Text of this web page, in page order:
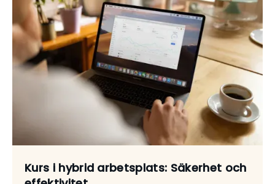
Kurs i hybrid arbetsplats: Säkerhet och